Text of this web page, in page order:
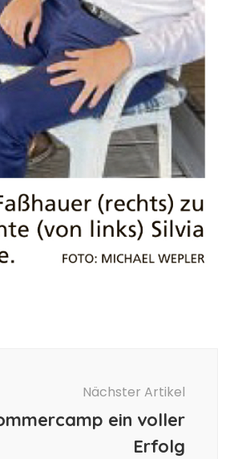
Nächster Artikel
ein voller
Erfolg